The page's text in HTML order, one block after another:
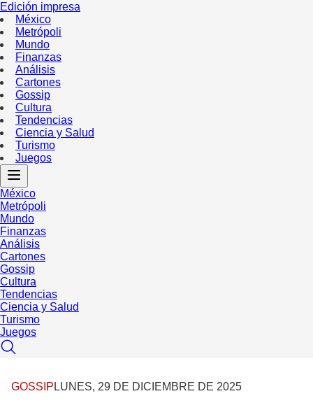
Edición impresa
México
Metrópoli
Mundo
Finanzas
Análisis
Cartones
Gossip
Cultura
Tendencias
Ciencia y Salud
Turismo
Juegos
México
Metrópoli
Mundo
Finanzas
Análisis
Cartones
Gossip
Cultura
Tendencias
Ciencia y Salud
Turismo
Juegos
GOSSIP LUNES, 29 DE DICIEMBRE DE 2025